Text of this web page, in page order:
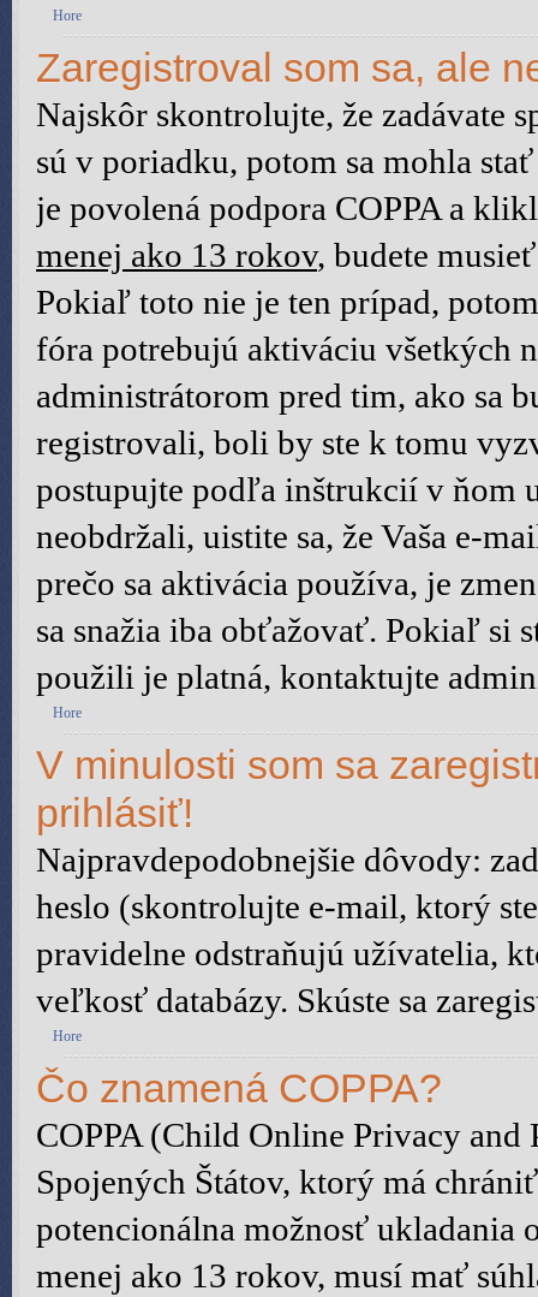
Hore
Zaregistroval som sa, ale
Najskôr skontrolujte, že zadávate
sú v poriadku, potom sa mohla
je povolená podpora COPPA a
menej ako 13 rokov, budete
Pokiaľ toto nie je ten prípad,
fóra potrebujú aktiváciu všetkých
administrátorom pred tim, ako sa
registrovali, boli by ste k tomu
postupujte podľa inštrukcií v ňom
neobdržali, uistite sa, že Vaša e-
prečo sa aktivácia používa, je
sa snažia iba obťažovať. Pokiaľ si
použili je platná, kontaktujte
Hore
V minulosti som sa
prihlásiť!
Najpravdepodobnejšie dôvody:
heslo (skontrolujte e-mail, ktorý
pravidelne odstraňujú užívatelia,
veľkosť databázy. Skúste sa
Hore
Čo znamená COPPA?
COPPA (Child Online Privacy
Spojených Štátov, ktorý má
potencionálna možnosť
menej ako 13 rokov, musí mať